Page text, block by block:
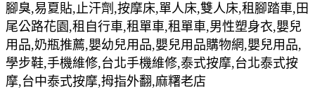
腳臭,易夏貼,止汗劑,按摩床,單人床,雙人床,租腳踏車,田
尾公路花園,租自行車,租單車,租單車,男性塑身衣,嬰兒
用品,奶瓶推薦,嬰幼兒用品,嬰兒用品購物網,嬰兒用品,
學步鞋,手機維修,台北手機維修,泰式按摩,台北泰式按
摩,台中泰式按摩,拇指外翻,麻糬老店